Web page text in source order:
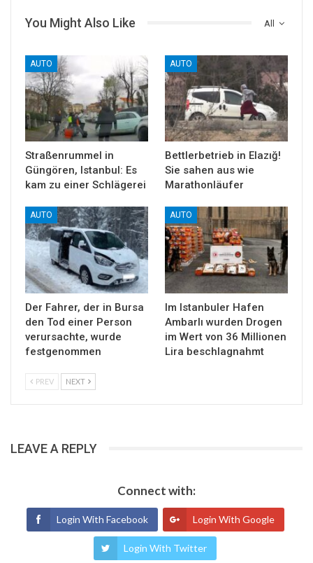
All
You Might Also Like
AUTO
Straßenrummel in
Güngören, Istanbul: Es
kam zu einer Schlägerei
AUTO
Bettlerbetrieb in Elazığ!
Sie sahen aus wie
Marathonläufer
AUTO
Der Fahrer, der in Bursa
den Tod einer Person
verursachte, wurde
festgenommen
AUTO
Im Istanbuler Hafen
Ambarlı wurden Drogen
im Wert von 36 Millionen
Lira beschlagnahmt
PREV NEXT
LEAVE A REPLY
Connect with:
Login With Facebook Login With Google
Login With Twitter